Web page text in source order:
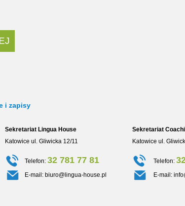
i zapisy
Sekretariat Lingua House
Katowice ul. Gliwicka 12/11
Sekretariat
Katowice ul.
Telefon: 32 781 77 81 Telefon:
E-mail: biuro@lingua-house.pl E-mail: